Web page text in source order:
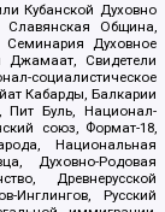
Кубанской Духовно
Славянская Община,
Духовное
Джамаат, Свидетели
социалистическое
Кабарды, Балкарии
Пит Буль, Национал-
союз, Формат-18,
Национальная
Духовно-Родовая
Древнерусской
Инглингов, Русский